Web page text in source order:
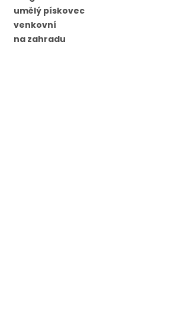
umělý pískovec
venkovní
na zahradu